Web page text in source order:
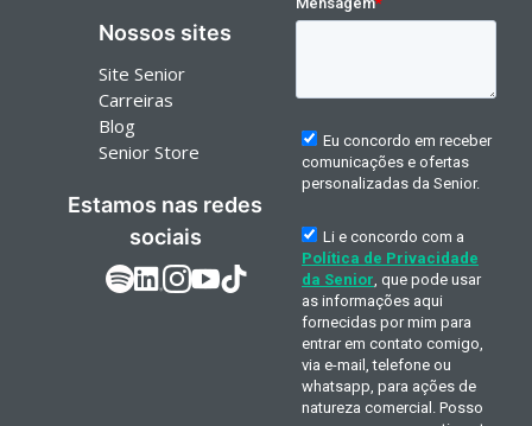
Nossos sites
Site Senior
Carreiras
Blog
Senior Store
Estamos nas redes
sociais